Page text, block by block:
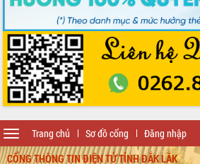
Trang chủ Sơ đồ cổng Đăng nhập
Toggle
navigation
CỔNG THÔNG TIN ĐIỆN TỬ TỈNH ĐẮK LẮK